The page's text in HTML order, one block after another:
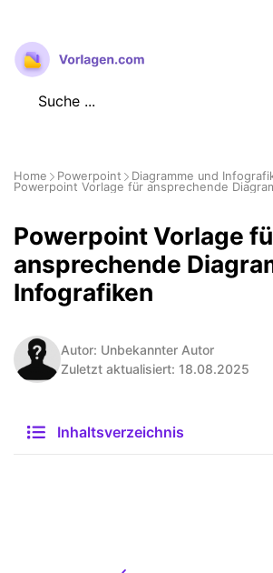
Zum
Inhalt
springen
Home Powerpoint
Diagramme und
Powerpoint Vorlage für ansprechende
Powerpoint Vorlage
ansprechende
Infografiken
Autor: Unbekannter Autor
Zuletzt aktualisiert: 18.08.2025
Inhaltsverzeichnis